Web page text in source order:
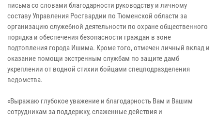
письма со словами благодарности руководству и личному
составу Управления Росгвардии по Тюменской области за
организацию служебной деятельности по охране общественного
порядка и обеспечения безопасности граждан в зоне
подтопления города Ишима. Кроме того, отмечен личный вклад и
оказание помощи экстренным службам по защите дамб
укреплении от водной стихии бойцами спецподразделения
ведомства.
«Выражаю глубокое уважение и благодарность Вам и Вашим
сотрудникам за поддержку, слаженные действия и